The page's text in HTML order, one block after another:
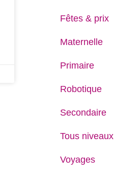
Fêtes & prix
Maternelle
Primaire
Robotique
Secondaire
Tous niveaux
Voyages